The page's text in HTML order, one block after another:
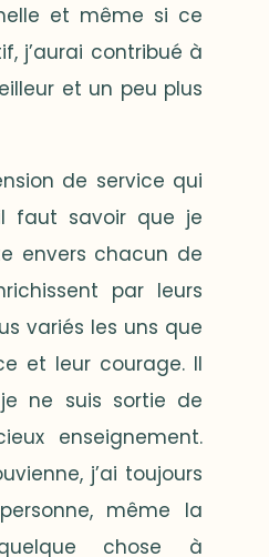
et même si ce
j’aurai contribué à
et un peu plus
de service qui
faut savoir que je
envers chacun de
par leurs
variés les uns que
et leur courage. Il
ne suis sortie de
enseignement.
j’ai toujours
même la
chose à